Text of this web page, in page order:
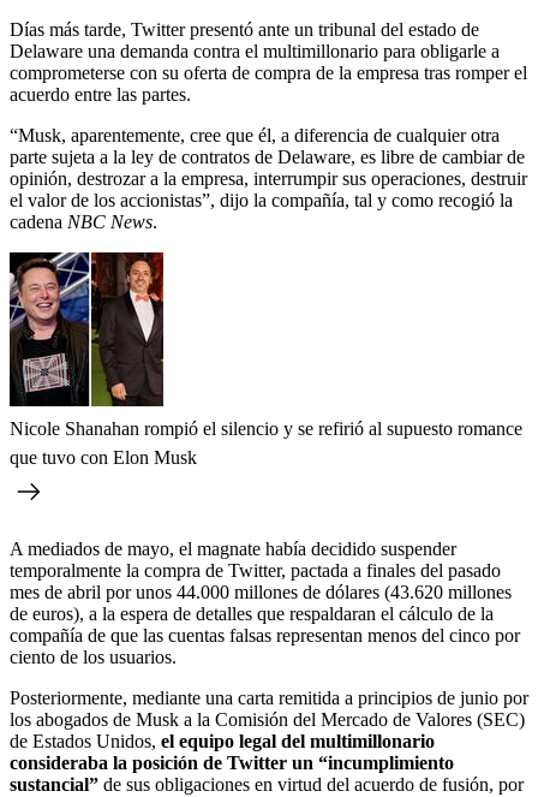
Días más tarde, Twitter presentó ante un tribunal del estado de
Delaware una demanda contra el multimillonario para obligarle a
comprometerse con su oferta de compra de la empresa tras romper el
acuerdo entre las partes.
“Musk, aparentemente, cree que él, a diferencia de cualquier otra
parte sujeta a la ley de contratos de Delaware, es libre de cambiar de
opinión, destrozar a la empresa, interrumpir sus operaciones, destruir
el valor de los accionistas”, dijo la compañía, tal y como recogió la
cadena NBC News.
Nicole Shanahan rompió el silencio y se refirió al supuesto romance
que tuvo con Elon Musk
A mediados de mayo, el magnate había decidido suspender
temporalmente la compra de Twitter, pactada a finales del pasado
mes de abril por unos 44.000 millones de dólares (43.620 millones
de euros), a la espera de detalles que respaldaran el cálculo de la
compañía de que las cuentas falsas representan menos del cinco por
ciento de los usuarios.
Posteriormente, mediante una carta remitida a principios de junio por
los abogados de Musk a la Comisión del Mercado de Valores (SEC)
de Estados Unidos, el equipo legal del multimillonario
consideraba la posición de Twitter un “incumplimiento
sustancial” de sus obligaciones en virtud del acuerdo de fusión, por